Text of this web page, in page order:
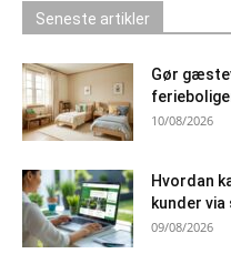
Seneste artikler
Gør
10/08/2026
Hvordan
kunder via
09/08/2026